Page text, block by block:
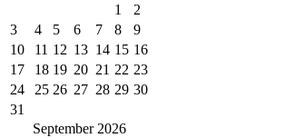
1
2
3
4 5 6 7 8
9
10
11 12 13 14 15 16
17
18 19 20 21 22 23
24
25 26 27 28 29 30
31
September 2026